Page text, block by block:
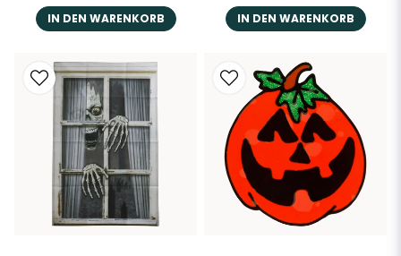
IN DEN WARENKORB IN DEN WARENKORB